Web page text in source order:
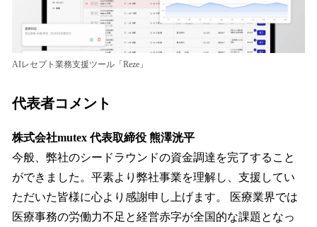
AIレセプト業務支援ツール「Reze」
代表者コメント
株式会社mutex 代表取締役 熊澤洸平
今般、弊社のシードラウンドの資金調達を完了すること
ができました。平素より弊社事業を理解し、支援してい
ただいた皆様に心より感謝申し上げます。 医療業界では
医療事務の労働力不足と経営赤字が全国的な課題となっ